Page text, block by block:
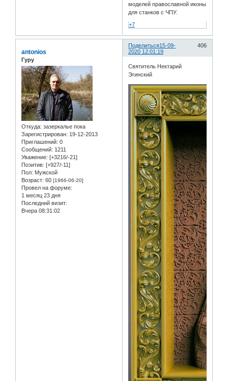
моделей православной иконы
для станков с ЧПУ.
+7
Поделиться 406
15-09-
2020 12:01:19
antonios
Гуру
Откуда: зазеркалье пока
Зарегистрирован: 19-12-2013
Приглашений: 0
Сообщений: 1211
Уважение: [+3216/-21]
Позитив: [+927/-11]
Пол: Мужской
Возраст: 60 [1966-06-20]
Провел на форуме:
1 месяц 23 дня
Последний визит:
Вчера 08:31:02
Святитель Нектарий
Эгинский